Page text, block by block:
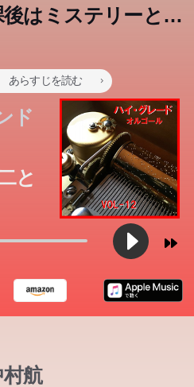
後はミステリーとと
あらすじを読む
ド
と
村航